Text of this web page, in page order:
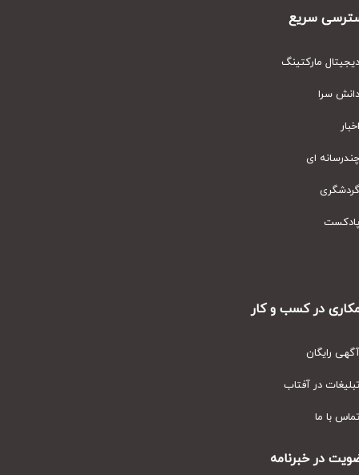
سریع
مارکتینگ
سرا
ای
در کسب و کار
رایگان
در آفتاب
با ما
در خبرنامه